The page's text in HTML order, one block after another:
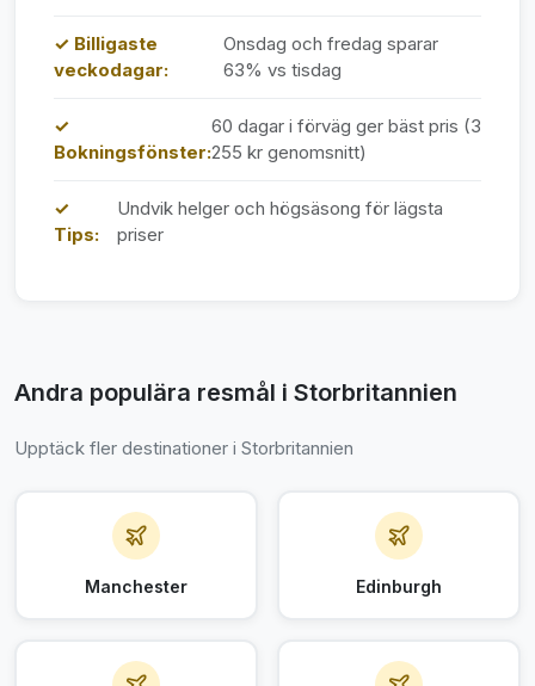
✓ Billigaste
veckodagar:
Onsdag och fredag sparar
63% vs tisdag
✓
Bokningsfönster:
60 dagar i förväg ger bäst pris (3
255 kr genomsnitt)
✓
Tips:
Undvik helger och högsäsong för lägsta
priser
Andra populära resmål i Storbritannien
Upptäck fler destinationer i Storbritannien
Manchester Edinburgh